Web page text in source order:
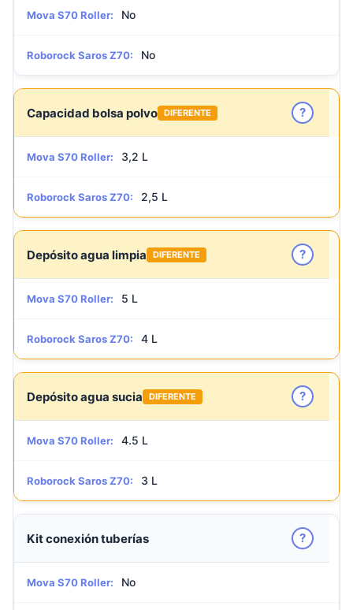
Mova S70 Roller: No
Roborock Saros Z70: No
Capacidad bolsa polvo DIFERENTE ?
Mova S70 Roller: 3,2 L
Roborock Saros Z70: 2,5 L
Depósito agua limpia DIFERENTE ?
Mova S70 Roller: 5 L
Roborock Saros Z70: 4 L
Depósito agua sucia DIFERENTE ?
Mova S70 Roller: 4.5 L
Roborock Saros Z70: 3 L
Kit conexión tuberías ?
Mova S70 Roller: No